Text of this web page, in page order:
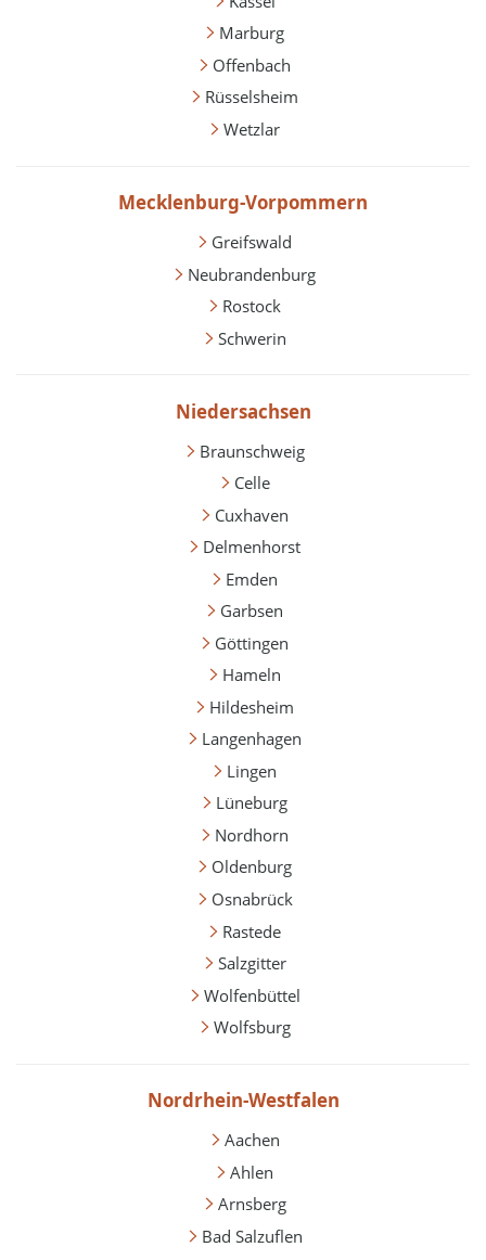
Marburg
Offenbach
Rüsselsheim
Wetzlar
Mecklenburg-Vorpommern
Greifswald
Neubrandenburg
Rostock
Schwerin
Niedersachsen
Braunschweig
Celle
Cuxhaven
Delmenhorst
Emden
Garbsen
Göttingen
Hameln
Hildesheim
Langenhagen
Lingen
Lüneburg
Nordhorn
Oldenburg
Osnabrück
Rastede
Salzgitter
Wolfenbüttel
Wolfsburg
Nordrhein-Westfalen
Aachen
Ahlen
Arnsberg
Bad Salzuflen